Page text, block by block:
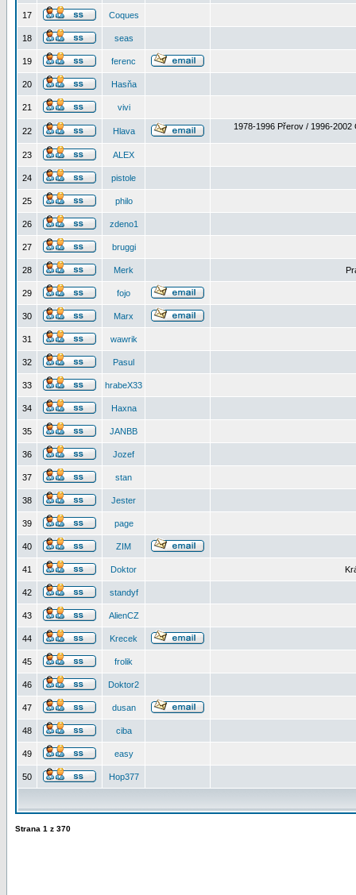
17 Coques
18 seas
19 ferenc
20 Hasňa
21 vivi
22 Hlava 1978-1996 Přerov / 1996-2002
23 ALEX
24 pistole
25 philo
26 zdeno1
27 bruggi
28 Merk
29 fojo
30 Marx
31 wawrik
32 Pasul
33 hrabeX33
34 Haxna
35 JANBB
36 Jozef
37 stan
38 Jester
39 page
40 ZIM
41 Doktor
42 standyf
43 AlienCZ
44 Krecek
45 frolik
46 Doktor2
47 dusan
48 ciba
49 easy
50 Hop377
Strana 1 z 370